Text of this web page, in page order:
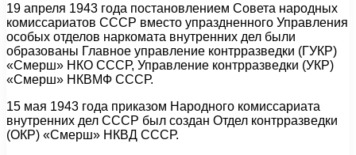
19 апреля 1943 года постановлением Совета народных
комиссариатов СССР вместо упраздненного Управления
особых отделов наркомата внутренних дел были
образованы Главное управление контрразведки (ГУКР)
«Смерш» НКО СССР, Управление контрразведки (УКР)
«Смерш» НКВМФ СССР.
15 мая 1943 года приказом Народного комиссариата
внутренних дел СССР был создан Отдел контрразведки
(ОКР) «Смерш» НКВД СССР.